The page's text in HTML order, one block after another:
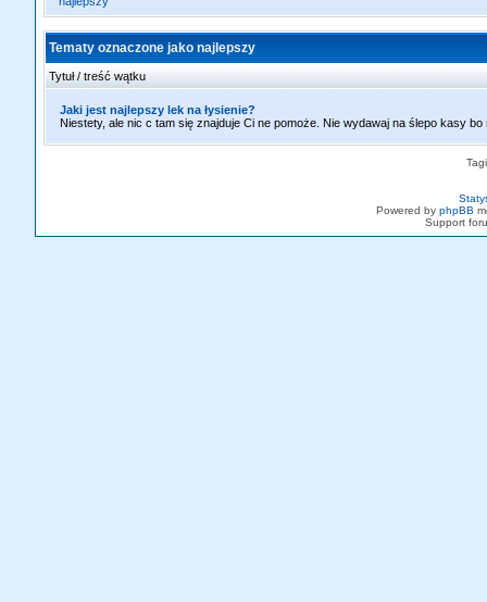
Tematy oznaczone jako najlepszy
Tytuł / treść wątku
Jaki jest najlepszy lek na łysienie?
Niestety, ale nic c tam się znajduje Ci ne pomoże. Nie wydawaj na ślepo kasy bo
Powered by phpBB
Support